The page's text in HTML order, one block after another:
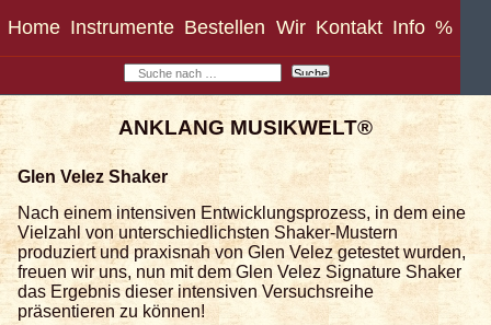
Home Instrumente Bestellen Wir Kontakt Info %
Glen Velez Shaker
Nach einem intensiven Entwicklungsprozess, in dem eine
Vielzahl von unterschiedlichsten Shaker-Mustern
produziert und praxisnah von Glen Velez getestet wurden,
freuen wir uns, nun mit dem Glen Velez Signature Shaker
das Ergebnis dieser intensiven Versuchsreihe
präsentieren zu können!